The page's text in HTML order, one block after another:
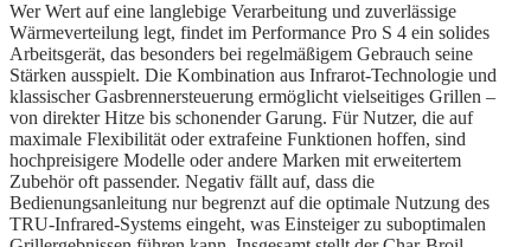
Wer Wert auf eine langlebige Verarbeitung und zuverlässige
Wärmeverteilung legt, findet im Performance Pro S 4 ein solides
Arbeitsgerät, das besonders bei regelmäßigem Gebrauch seine
Stärken ausspielt. Die Kombination aus Infrarot-Technologie und
klassischer Gasbrennersteuerung ermöglicht vielseitiges Grillen –
von direkter Hitze bis schonender Garung. Für Nutzer, die auf
maximale Flexibilität oder extrafeine Funktionen hoffen, sind
hochpreisigere Modelle oder andere Marken mit erweitertem
Zubehör oft passender. Negativ fällt auf, dass die
Bedienungsanleitung nur begrenzt auf die optimale Nutzung des
TRU-Infrared-Systems eingeht, was Einsteiger zu suboptimalen